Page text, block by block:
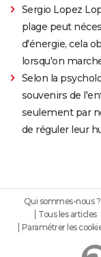
Sergio Lopez
plage peut
d'énergie, cela
lorsqu'on
Selon la
souvenirs de
seulement par
de réguler leur
Qui sommes-nous ?
Tous les articles
Paramétrer les